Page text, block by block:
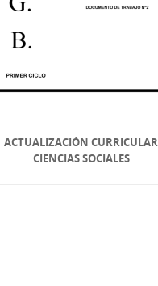
ACTUALIZACIÓN CURRICULAR
CIENCIAS SOCIALES